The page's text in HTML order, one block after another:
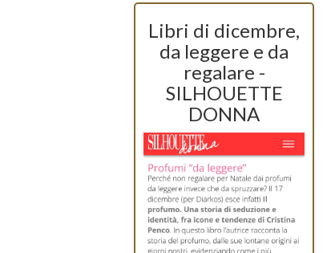
Libri di dicembre,
da leggere e da
regalare -
SILHOUETTE
DONNA